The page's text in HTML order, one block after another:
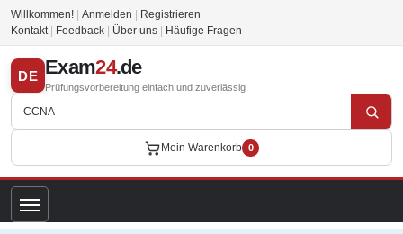
Willkommen! Anmelden
Registrieren
Kontakt
Feedback Über uns Häufige Fragen
DE Exam24.de
Prüfungsvorbereitung einfach und zuverlässig
Mein Warenkorb 0